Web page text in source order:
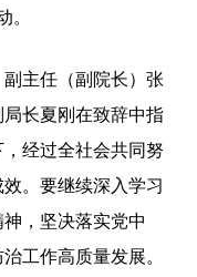
。
主任（副院长）张
长夏刚在致辞中指
经过全社会共同努
。要继续深入学习
，坚决落实党中
工作高质量发展。